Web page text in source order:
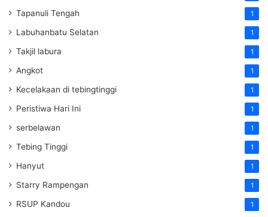
Tapanuli Tengah 1
Labuhanbatu Selatan 1
Takjil labura 1
Angkot 1
Kecelakaan di tebingtinggi 1
Peristiwa Hari Ini 1
serbelawan 1
Tebing Tinggi 1
Hanyut 1
Starry Rampengan 1
RSUP Kandou 1